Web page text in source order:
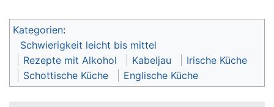
Kategorien:
Schwierigkeit leicht bis mittel
Rezepte mit Alkohol
Kabeljau
Irische Küche
Schottische Küche
Englische Küche